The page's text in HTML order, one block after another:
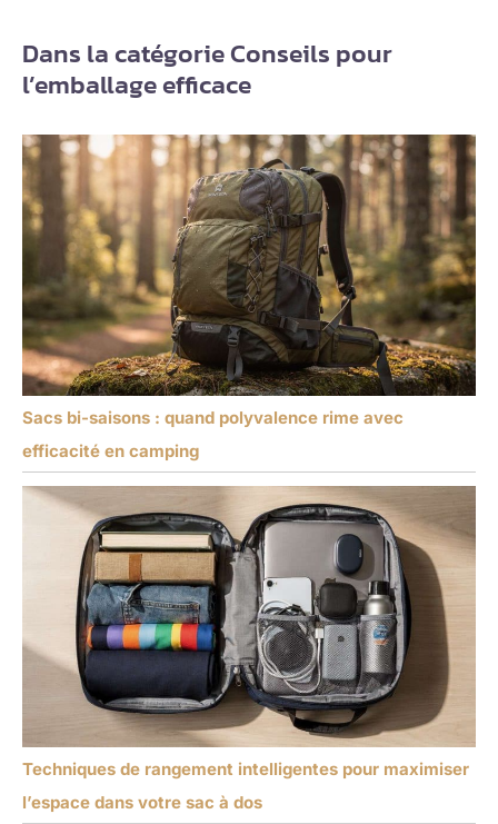
Dans la catégorie Conseils pour
l’emballage efficace
Sacs bi-saisons : quand polyvalence rime avec
efficacité en camping
Techniques de rangement intelligentes pour maximiser
l’espace dans votre sac à dos